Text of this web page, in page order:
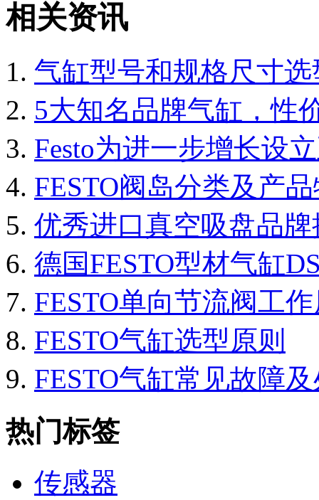
相关资讯
气缸型号和规格尺寸
5大知名品牌气缸，性
Festo为进一步增长设
FESTO阀岛分类及产
优秀进口真空吸盘品
德国FESTO型材气缸
FESTO单向节流阀工
FESTO气缸选型原则
FESTO气缸常见故障
热门标签
传感器